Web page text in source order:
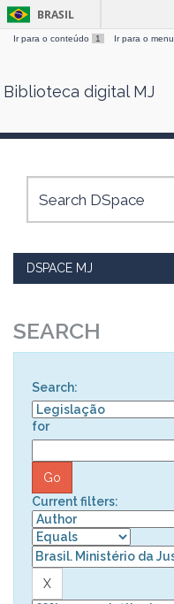
Skip
BRASIL
Ir para o conteúdo 1 Ir para o menu
Biblioteca digital MJ
DSPACE MJ
SEARCH
Search:
for
Current filters: